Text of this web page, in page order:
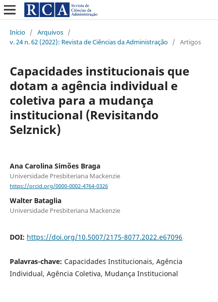
Início / Arquivos /
v. 24 n. 62 (2022): Revista de Ciências da Administração / Artigos
Capacidades institucionais que
dotam a agência individual e
coletiva para a mudança
institucional (Revisitando
Selznick)
Ana Carolina Simões Braga
Universidade Presbiteriana Mackenzie
https://orcid.org/0000-0002-4764-0326
Walter Bataglia
Universidade Presbiteriana Mackenzie
DOI: https://doi.org/10.5007/2175-8077.2022.e67096
Palavras-chave: Capacidades Institucionais, Agência
Individual, Agência Coletiva, Mudança Institucional